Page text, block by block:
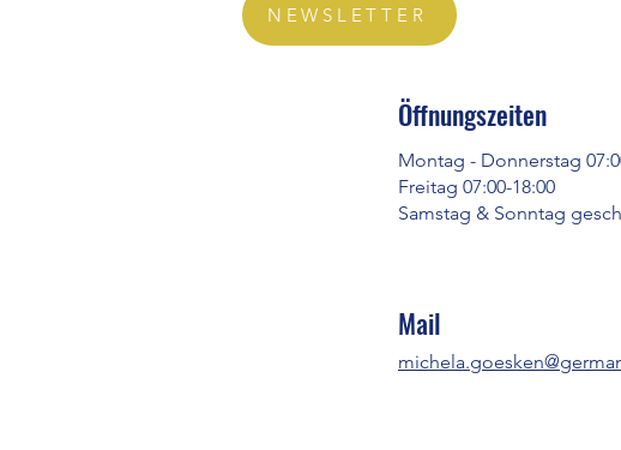
NEWSLETTER
Öffnungszeiten
Montag - Donnerstag
Freitag 07:00-18:00
Samstag & Sonntag
Mail